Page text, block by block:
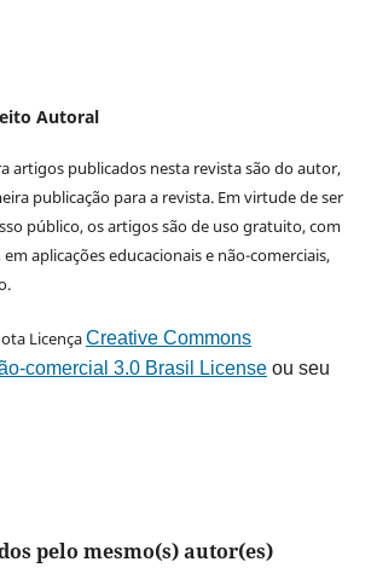
Autoral
artigos publicados nesta revista são do autor,
publicação para a revista. Em virtude de ser
público, os artigos são de uso gratuito, com
aplicações educacionais e não-comerciais,
LicençaCreative Commons
comercial 3.0 Brasil Licenseou seu
pelo mesmo(s) autor(es)